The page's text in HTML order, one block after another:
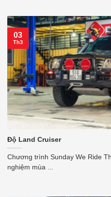
Độ Land Cruiser
Chương trình Sunday We Ride
nghiệm mùa ...
03
Th3